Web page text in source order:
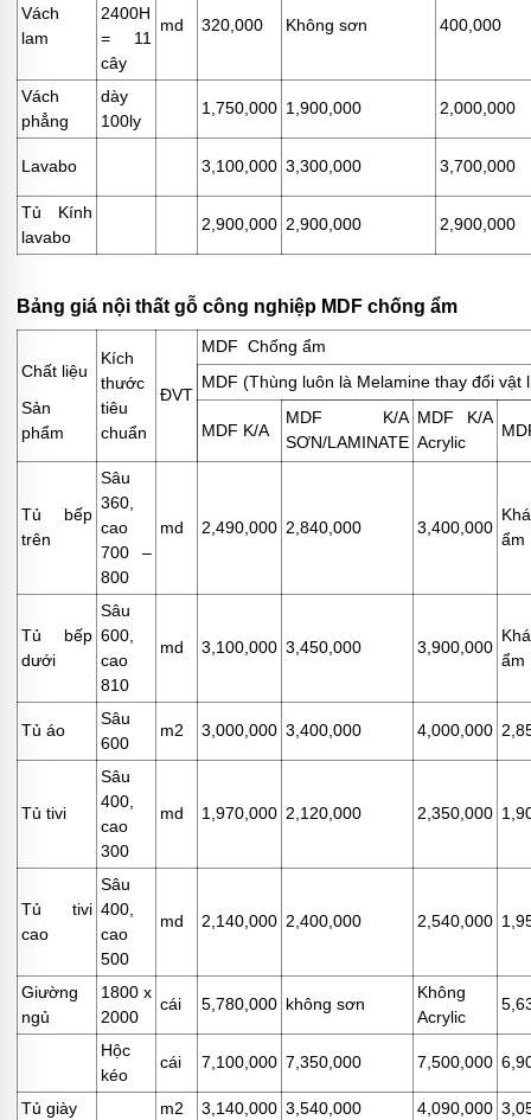
Vách
lam
2400H
= 11
cây
md 320,000 Không sơn 400,000
Vách
phẳng
dày
100ly
1,750,000 1,900,000 2,000,000
Lavabo 3,100,000 3,300,000 3,700,000
Tủ Kính
lavabo
2,900,000 2,900,000 2,900,000
Bảng giá nội thất gỗ công nghiệp MDF chống ẩm
Chất liệu
Sản
phẩm
Kích
thước
tiêu
chuẩn
ĐVT
MDF Chống ẩm
MDF (Thùng luôn là Melamine thay đổi vật
MDF K/A
MDF K/A
SƠN/LAMINATE
MDF K/A
Acrylic
Tủ bếp
trên
Sâu
360,
cao
700 –
800
md 2,490,000 2,840,000 3,400,000
ẩm
Tủ bếp
dưới
Sâu
600,
cao
810
md 3,100,000 3,450,000 3,900,000
ẩm
Tủ áo
Sâu
600
m2 3,000,000 3,400,000 4,000,000
Tủ tivi
Sâu
400,
cao
300
md 1,970,000 2,120,000 2,350,000
Tủ tivi
cao
Sâu
400,
cao
500
md 2,140,000 2,400,000 2,540,000
Giường
ngủ
1800 x
2000
cái 5,780,000 không sơn
Không
Acrylic
Hộc
kéo
cái 7,100,000 7,350,000 7,500,000
Tủ giày m2 3,140,000 3,540,000 4,090,000